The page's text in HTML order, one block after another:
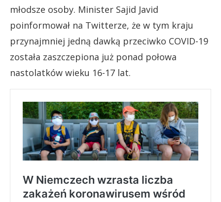
młodsze osoby. Minister Sajid Javid
poinformował na Twitterze, że w tym kraju
przynajmniej jedną dawką przeciwko COVID-19
została zaszczepiona już ponad połowa
nastolatków wieku 16-17 lat.